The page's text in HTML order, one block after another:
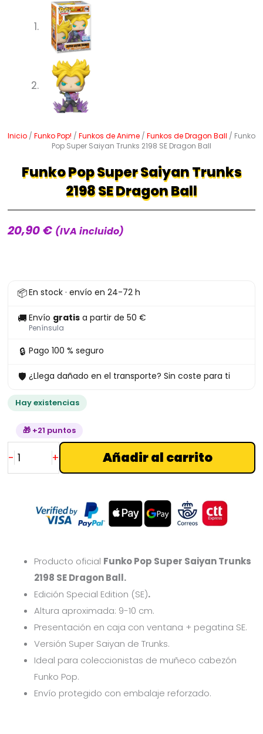
Inicio / Funko Pop! / Funkos de Anime / Funkos de Dragon Ball / Funko
Pop Super Saiyan Trunks 2198 SE Dragon Ball
Funko Pop Super Saiyan Trunks
2198 SE Dragon Ball
20,90€ (IVA incluido)
📦En stock · envío en 24-72 h
🚚 Envío gratis a partir de 50 €
Península
🔒 Pago 100 % seguro
🛡 ¿Llega dañado en el transporte? Sin coste para ti
Hay existencias
🎁 +21 puntos
-
Pop
Super
Saiyan
Trunks
SE
Dragon
Ball
cantidad
+ Añadir al carrito
Producto oficial Funko Pop Super Saiyan Trunks
2198 SE Dragon Ball.
Edición Special Edition (SE).
Altura aproximada: 9-10 cm.
Presentación en caja con ventana + pegatina SE.
Versión Super Saiyan de Trunks.
Ideal para coleccionistas de muñeco cabezón
Funko Pop.
Envío protegido con embalaje reforzado.